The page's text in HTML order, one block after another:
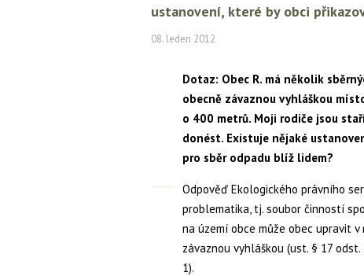
ustanovení, které by obci
08. leden 2012
Dotaz: Obec R. má několik
obecně závaznou vyhláškou
o 400 metrů. Moji rodiče jsou
donést. Existuje nějaké
pro sběr odpadu blíž lidem?
Odpověď Ekologického právního
problematika, tj. soubor činností
na území obce může obec upravit
závaznou vyhláškou (ust. § 17
1).